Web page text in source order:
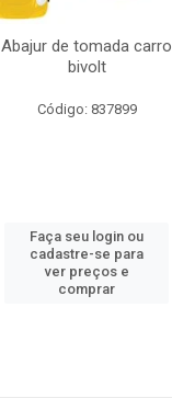
Abajur de tomada carro
bivolt
Código: 837899
Faça seu login ou
cadastre-se para
ver preços e
comprar